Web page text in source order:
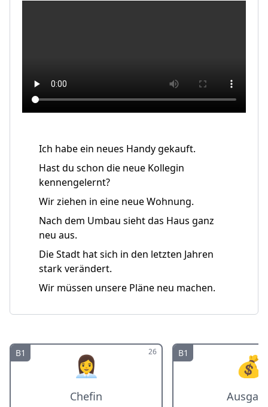
Ich habe ein neues Handy gekauft.
Hast du schon die neue Kollegin
kennengelernt?
Wir ziehen in eine neue Wohnung.
Nach dem Umbau sieht das Haus ganz
neu aus.
Die Stadt hat sich in den letzten Jahren
stark verändert.
Wir müssen unsere Pläne neu machen.
B1 26
👩‍💼
Chefin
B1 💰